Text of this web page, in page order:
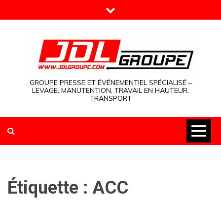
to
GROUPE PRESSE ET ÉVÉNEMENTIEL SPÉCIALISÉ –
LEVAGE, MANUTENTION, TRAVAIL EN HAUTEUR,
TRANSPORT
Étiquette : ACC